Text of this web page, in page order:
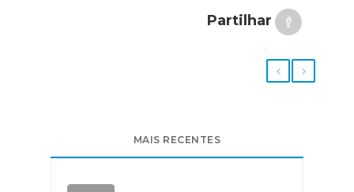
Partilhar
MAIS RECENTES